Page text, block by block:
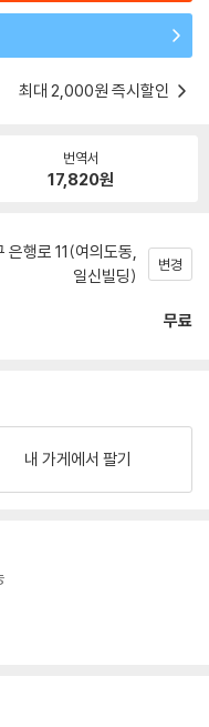
최대 2,000원 즉시할인
번역서
17,820원
은행로 11(여의도동,
일신빌딩)
변경
무료
내 가게에서 팔기